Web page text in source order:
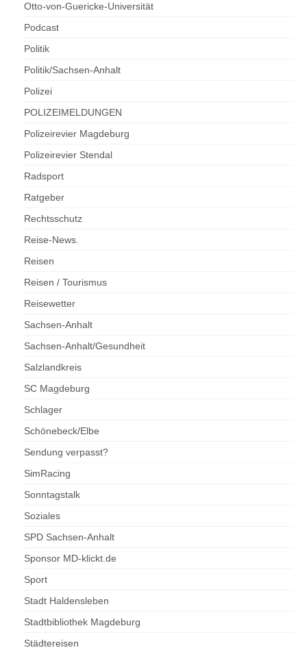
Otto-von-Guericke-Universität
Podcast
Politik
Politik/Sachsen-Anhalt
Polizei
POLIZEIMELDUNGEN
Polizeirevier Magdeburg
Polizeirevier Stendal
Radsport
Ratgeber
Rechtsschutz
Reise-News.
Reisen
Reisen / Tourismus
Reisewetter
Sachsen-Anhalt
Sachsen-Anhalt/Gesundheit
Salzlandkreis
SC Magdeburg
Schlager
Schönebeck/Elbe
Sendung verpasst?
SimRacing
Sonntagstalk
Soziales
SPD Sachsen-Anhalt
Sponsor MD-klickt.de
Sport
Stadt Haldensleben
Stadtbibliothek Magdeburg
Städtereisen